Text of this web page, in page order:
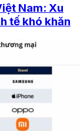
Nam: Xu
tế khó khăn